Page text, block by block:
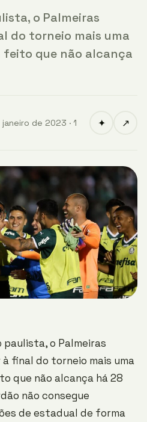
o Palmeiras
do torneio mais uma
feito que não alcança
de 2023 · 1
✦ ↗
o Palmeiras
final do torneio mais uma
que não alcança há 28
não consegue
de estadual de forma